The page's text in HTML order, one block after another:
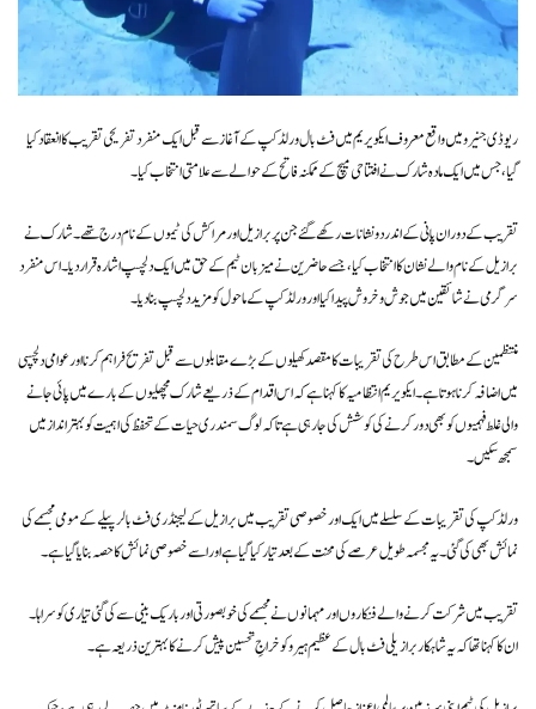
ریو ڈی جنیرو میں واقع معروف ایکویریم میں فٹ بال ورلڈ کپ کے آغاز سے قبل ایک منفرد تفریحی تقریب کا انعقاد کیا
گیا، جس میں ایک مادہ شارک نے افتتاحی میچ کے ممکنہ فاتح کے حوالے سے علامتی انتخاب کیا۔
تقریب کے دوران پانی کے اندر دو نشانات رکھے گئے جن پر برازیل اور مراکش کی ٹیموں کے نام درج تھے۔ شارک نے
برازیل کے نام والے نشان کا انتخاب کیا، جسے حاضرین نے میزبان ٹیم کے حق میں ایک دلچسپ اشارہ قرار دیا۔ اس منفرد
سرگرمی نے شائقین میں جوش و خروش پیدا کیا اور ورلڈ کپ کے ماحول کو مزید دلچسپ بنا دیا۔
منتظمین کے مطابق اس طرح کی تقریبات کا مقصد کھیلوں کے بڑے مقابلوں سے قبل تفریح فراہم کرنا اور عوامی دلچسپی
میں اضافہ کرنا ہوتا ہے۔ ایکویریم انتظامیہ کا کہنا ہے کہ اس اقدام کے ذریعے شارک مچھلیوں کے بارے میں پائی جانے
والی غلط فہمیوں کو بھی دور کرنے کی کوشش کی جا رہی ہے تاکہ لوگ سمندری حیات کے تحفظ کی اہمیت کو بہتر انداز میں
سمجھ سکیں۔
ورلڈ کپ کی تقریبات کے سلسلے میں ایک اور خصوصی تقریب میں برازیل کے لیجنڈری فٹ بالر پیلے کے مومی مجسمے کی
نمائش بھی کی گئی۔ یہ مجسمہ طویل عرصے کی محنت کے بعد تیار کیا گیا ہے اور اسے خصوصی نمائش کا حصہ بنایا گیا ہے۔
تقریب میں شرکت کرنے والے فنکاروں اور مہمانوں نے مجسمے کی خوبصورتی اور باریک بینی سے کی گئی تیاری کو سراہا۔
ان کا کہنا تھا کہ یہ شاہکار برازیلی فٹ بال کے عظیم ہیرو کو خراجِ تحسین پیش کرنے کا بہترین ذریعہ ہے۔